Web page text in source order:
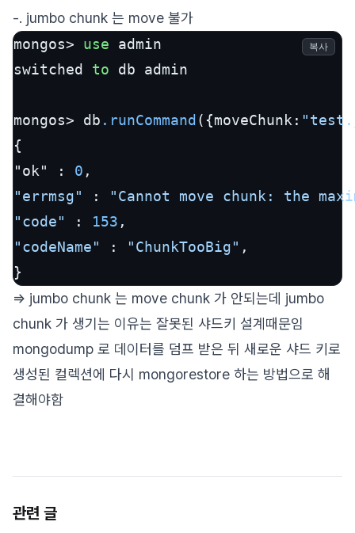
-. jumbo chunk 는 move 불가
mongos> use admin
switched to db admin
mongos> db .runCommand ({moveChunk:
{
"ok" : 0
"errmsg"
:
"Cannot move chunk: the
"code"
: 153
"codeName"
: "ChunkTooBig" ,
}
복사
=> jumbo chunk 는 move chunk 가 안되는데 jumbo
chunk 가 생기는 이유는 잘못된 샤드키 설계때문임
mongodump 로 데이터를 덤프 받은 뒤 새로운 샤드 키로
생성된 컬렉션에 다시 mongorestore 하는 방법으로 해
결해야함
관련 글